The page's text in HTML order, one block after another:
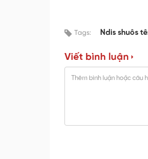
Tags: Ndis shuôs
Viết bình luận